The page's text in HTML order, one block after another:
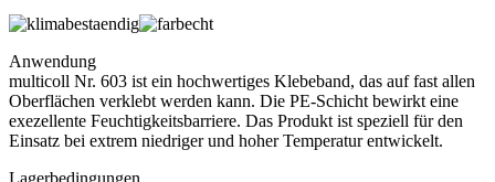
Anwendung
multicoll Nr. 603 ist ein hochwertiges Klebeband, das auf fast allen
Oberflächen verklebt werden kann. Die PE-Schicht bewirkt eine
exezellente Feuchtigkeitsbarriere. Das Produkt ist speziell für den
Einsatz bei extrem niedriger und hoher Temperatur entwickelt.